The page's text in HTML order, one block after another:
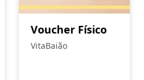
Voucher Físico
VitaBaião